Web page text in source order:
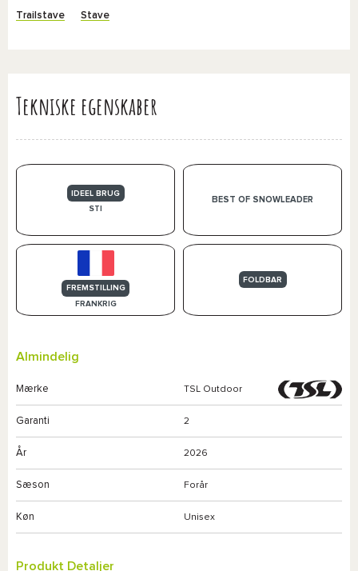
Trailstave Stave
Tekniske egenskaber
IDEEL BRUG
STI
BEST OF SNOWLEADER
FREMSTILLING
FRANKRIG
FOLDBAR
Almindelig
Mærke TSL Outdoor
Garanti 2
År 2026
Sæson Forår
Køn Unisex
Produkt Detaljer